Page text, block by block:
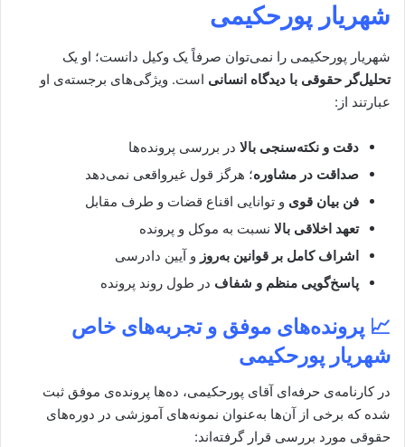
شهریار پورحکیمی
شهریار پورحکیمی را نمی‌توان صرفاً یک وکیل دانست؛ او یک
تحلیل‌گر حقوقی با دیدگاه انسانی است. ویژگی‌های برجسته‌ی او
عبارتند از:
دقت و نکته‌سنجی بالا در بررسی پرونده‌ها
صداقت در مشاوره؛ هرگز قول غیرواقعی نمی‌دهد
فن بیان قوی و توانایی اقناع قضات و طرف مقابل
تعهد اخلاقی بالا نسبت به موکل و پرونده
اشراف کامل بر قوانین به‌روز و آیین دادرسی
پاسخ‌گویی منظم و شفاف در طول روند پرونده
📈 پرونده‌های موفق و تجربه‌های خاص
شهریار پورحکیمی
در کارنامه‌ی حرفه‌ای آقای پورحکیمی، ده‌ها پرونده‌ی موفق ثبت
شده که برخی از آن‌ها به‌عنوان نمونه‌های آموزشی در دوره‌های
حقوقی مورد بررسی قرار گرفته‌اند: